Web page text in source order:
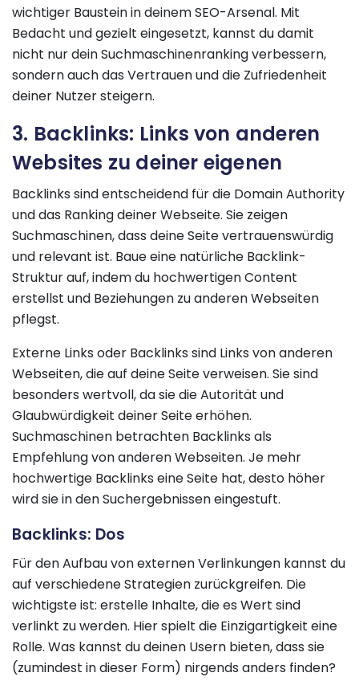
wichtiger Baustein in deinem SEO-Arsenal. Mit
Bedacht und gezielt eingesetzt, kannst du damit
nicht nur dein Suchmaschinenranking verbessern,
sondern auch das Vertrauen und die Zufriedenheit
deiner Nutzer steigern.
3. Backlinks: Links von anderen
Websites zu deiner eigenen
Backlinks sind entscheidend für die Domain Authority
und das Ranking deiner Webseite. Sie zeigen
Suchmaschinen, dass deine Seite vertrauenswürdig
und relevant ist. Baue eine natürliche Backlink-
Struktur auf, indem du hochwertigen Content
erstellst und Beziehungen zu anderen Webseiten
pflegst.
Externe Links oder Backlinks sind Links von anderen
Webseiten, die auf deine Seite verweisen. Sie sind
besonders wertvoll, da sie die Autorität und
Glaubwürdigkeit deiner Seite erhöhen.
Suchmaschinen betrachten Backlinks als
Empfehlung von anderen Webseiten. Je mehr
hochwertige Backlinks eine Seite hat, desto höher
wird sie in den Suchergebnissen eingestuft.
Backlinks: Dos
Für den Aufbau von externen Verlinkungen kannst du
auf verschiedene Strategien zurückgreifen. Die
wichtigste ist: erstelle Inhalte, die es Wert sind
verlinkt zu werden. Hier spielt die Einzigartigkeit eine
Rolle. Was kannst du deinen Usern bieten, dass sie
(zumindest in dieser Form) nirgends anders finden?